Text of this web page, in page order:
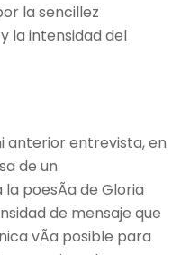
la sencillez
la intensidad del
anterior entrevista, en
de un
poesÃ­a de Gloria
de mensaje que
vÃ­a posible para